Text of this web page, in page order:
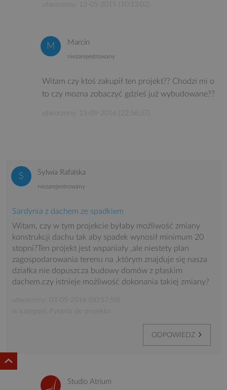
utworzony: 12-05-2015 (10:13:02)
Marcin
niezarejestrowany
Witam czy ktoś zakupił ten projekt?? Chodzi mi o
to czy mozna zobaczyć gdzieś już wybudowane??
utworzony: 13-09-2016 (22:58:37)
Sylwia Rafalska
niezarejestrowany
Sardynia z dachem ze spadkiem
Witam, czy w tym projekcie byłaby możliwość zmiany
konstrukcji dachu tak aby spadek wynosił minimum 20
stopni?Ten projekt jest wspaniały ,ale niestety plan
zagospodarowania terenu na ,którym znajduje się nasza
działka nie dopuszcza budowy domów z płaskim
dachem.czy istnieje możliwość dokonania takiej zmiany?
utworzony: 03-05-2016 (00:57:58)
w kategorii: Pytania do projektu
ODPOWIEDZ
Studio Atrium